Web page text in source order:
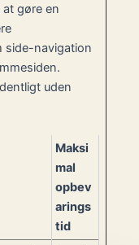
gøre en
side-navigation
uden
Maksi
mal
opbev
arings
tid